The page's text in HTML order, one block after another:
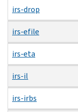
irs-drop
irs-efile
irs-eta
irs-il
irs-irbs